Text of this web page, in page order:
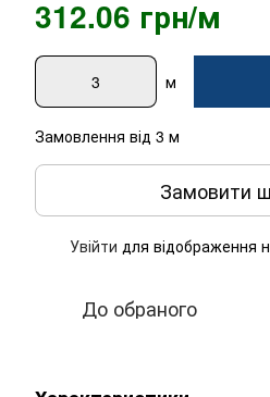
312.06 грн/м
м
Замовлення від 3 м
Замовити
Увійти для відображення
До обраного